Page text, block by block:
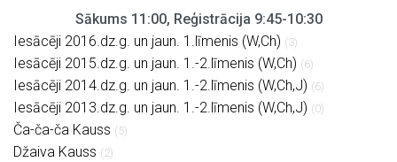
Sākums 11:00, Reģistrācija 9:45-10:30
Iesācēji 2016.dz.g. un jaun. 1.līmenis (W,Ch) (3)
Iesācēji 2015.dz.g. un jaun. 1.-2.līmenis (W,Ch) (6)
Iesācēji 2014.dz.g. un jaun. 1.-2.līmenis (W,Ch,J) (6)
Iesācēji 2013.dz.g. un jaun. 1.-2.līmenis (W,Ch,J) (0)
Ča-ča-ča Kauss (5)
Džaiva Kauss (2)